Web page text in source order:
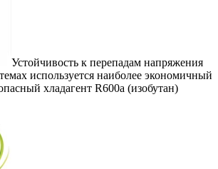
Устойчивость к перепадам напряжения
используется наиболее экономичный
хладагент R600а (изобутан)